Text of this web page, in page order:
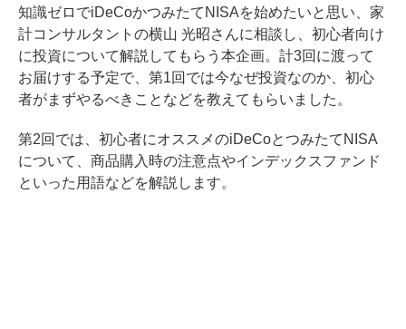
知識ゼロでiDeCoかつみたてNISAを始めたいと思い、家
計コンサルタントの横山 光昭さんに相談し、初心者向け
に投資について解説してもらう本企画。計3回に渡って
お届けする予定で、 第1回では今なぜ投資なのか、初心
者がまずやるべきことなどを教えてもらいました。
第2回では、初心者にオススメのiDeCoとつみたてNISA
について、商品購入時の注意点やインデックスファンド
といった用語などを解説します。